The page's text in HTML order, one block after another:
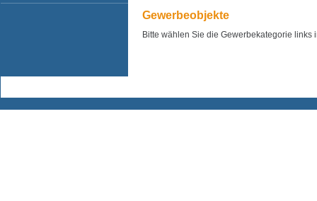
Gewerbeobjekte
Bitte wählen Sie die Gewerbekategorie links